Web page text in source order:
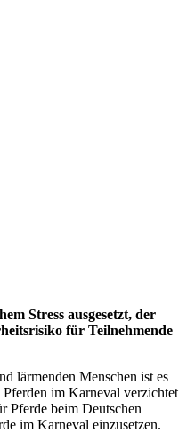
Stress ausgesetzt, der
für Teilnehmende
lärmenden Menschen ist es
im Karneval verzichtet
Pferde beim Deutschen
im Karneval einzusetzen.